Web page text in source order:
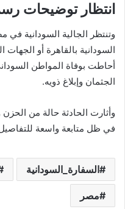
انتظار توضيحات
وتنتظر الجالية السودانية
السودانية بالقاهرة أو
أحاطت بوفاة المواطن
الجثمان وإبلاغ ذويه.
وأثارت الحادثة حالة من
في ظل متابعة واسعة للتفاصيل
السفارة_السودانية
مصر